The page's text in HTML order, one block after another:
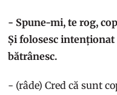
- Spune-mi, te rog,
Și folosesc intenționat
bătrânesc.
- (râde) Cred că sunt